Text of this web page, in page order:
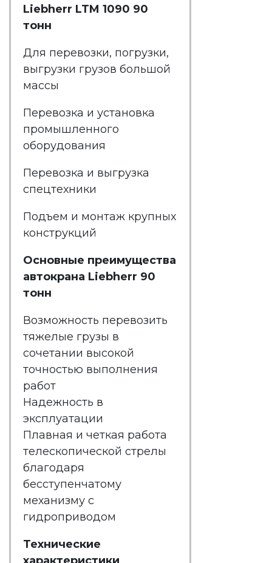
Liebherr LTM 1090 90
тонн
Для перевозки, погрузки,
выгрузки грузов большой
массы
Перевозка и установка
промышленного
оборудования
Перевозка и выгрузка
спецтехники
Подъем и монтаж крупных
конструкций
Основные преимущества
автокрана Liebherr 90
тонн
Возможность перевозить
тяжелые грузы в
сочетании высокой
точностью выполнения
работ
Надежность в
эксплуатации
Плавная и четкая работа
телескопической стрелы
благодаря
бесступенчатому
механизму с
гидроприводом
Технические